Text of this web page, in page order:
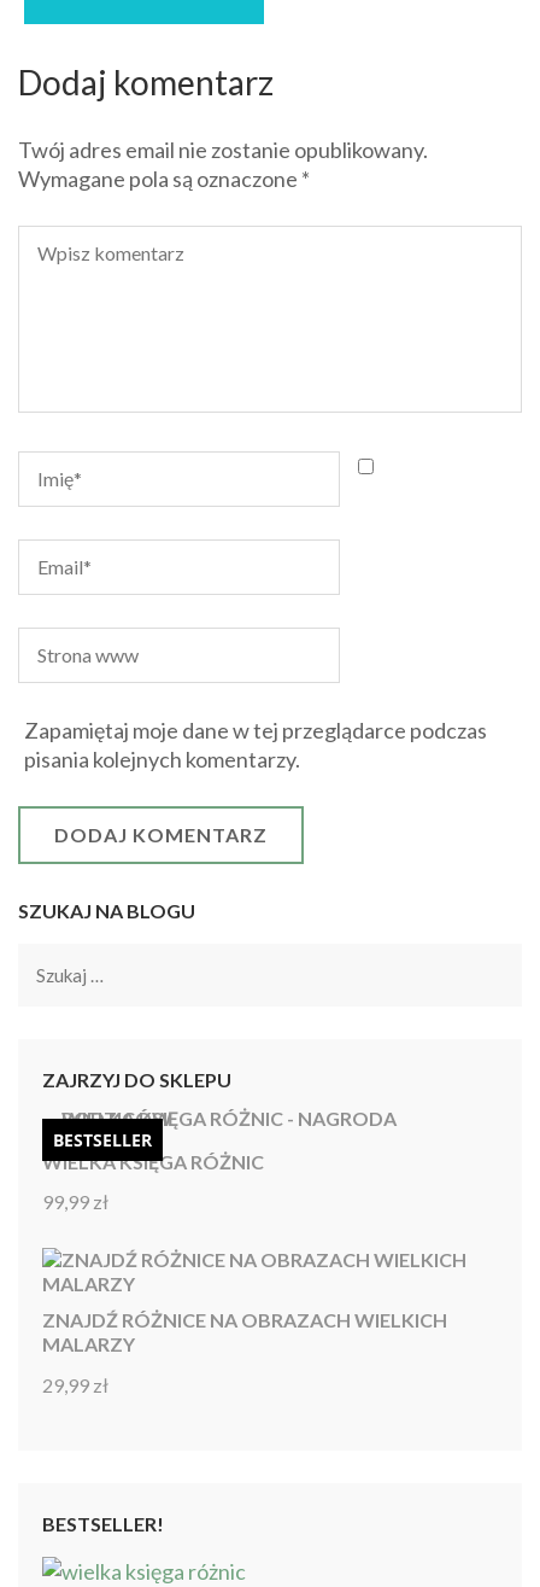
Dodaj komentarz
Twój adres email nie zostanie opublikowany.
Wymagane pola są oznaczone *
Zapamiętaj moje dane w tej przeglądarce podczas
pisania kolejnych komentarzy.
SZUKAJ NA BLOGU
Szukaj:
ZAJRZYJ DO SKLEPU
BESTSELLER
WIELKA KSIĘGA RÓŻNIC
Oceniono
99,99 zł
ZNAJDŹ RÓŻNICE NA OBRAZACH WIELKICH
MALARZY
Oceniono
29,99 zł
BESTSELLER!